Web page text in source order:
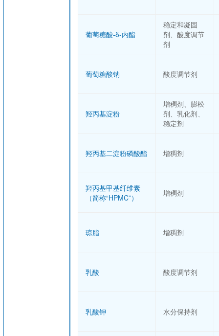
葡萄糖酸-δ-内酯
稳定和凝固
剂、酸度调节
剂
葡萄糖酸钠 酸度调节剂
羟丙基淀粉
增稠剂、膨松
剂、乳化剂、
稳定剂
羟丙基二淀粉磷酸酯 增稠剂
羟丙基甲基纤维素
（简称“HPMC”）
增稠剂
琼脂 增稠剂
乳酸 酸度调节剂
乳酸钾 水分保持剂